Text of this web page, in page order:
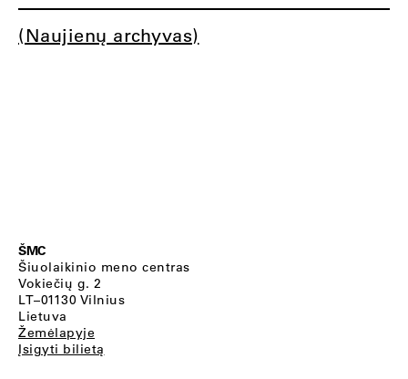
(Naujienų archyvas)
ŠMC
Šiuolaikinio meno centras
Vokiečių g. 2
LT–01130 Vilnius
Lietuva
Žemėlapyje
Įsigyti bilietą